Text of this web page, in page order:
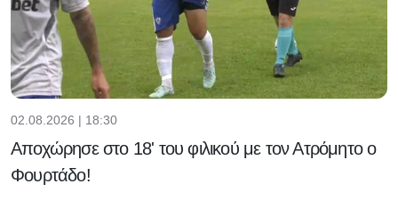
02.08.2026 | 18:30
Αποχώρησε στο 18' του φιλικού με τον Ατρόμητο ο
Φουρτάδο!